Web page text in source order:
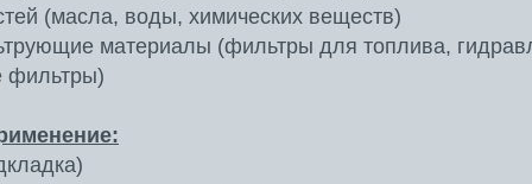
(масла, воды, химических веществ)
материалы (фильтры для топлива,
фильтры)